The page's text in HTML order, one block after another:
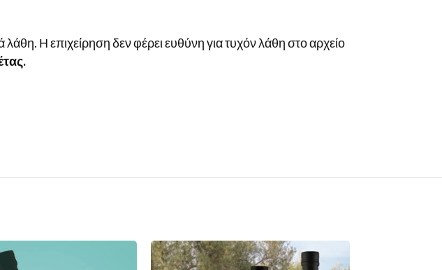
Η επιχείρηση δεν φέρει ευθύνη για τυχόν λάθη στο αρχείο